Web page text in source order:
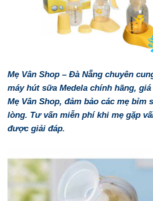
Mẹ Vân Shop – Đà Nẵng chuyên
máy hút sữa Medela chính hãng,
Mẹ Vân Shop, đảm bảo các mẹ bỉm
lòng. Tư vấn miễn phí khi mẹ gặp
được giải đáp.